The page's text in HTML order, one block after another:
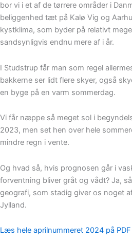
bor vi i et af de tørrere områder i
beliggenhed tæt på Kalø Vig og
kystklima, som byder på relativt
sandsynligvis endnu mere af i år.
I Studstrup får man som regel
bakkerne ser lidt flere skyer, også
en byge på en varm sommerdag.
Vi får næppe så meget sol i
2023, men set hen over hele
mindre regn i vente.
Og hvad så, hvis prognosen går i
forventning bliver gråt og vådt? Ja,
geografi, som stadig giver os noget
Jylland.
Læs hele aprilnummeret 2024 på PDF